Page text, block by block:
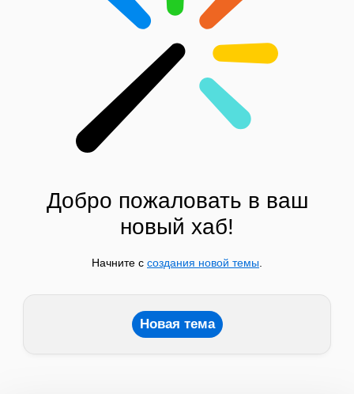
Добро пожаловать в ваш
новый хаб!
Начните с создания новой темы
Новая тема